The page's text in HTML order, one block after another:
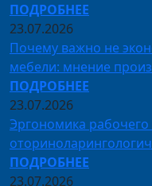
ПОДРОБНЕЕ
23.07.2026
Почему важно не
мебели: мнение
ПОДРОБНЕЕ
23.07.2026
Эргономика рабочего
ПОДРОБНЕЕ
23.07.2026